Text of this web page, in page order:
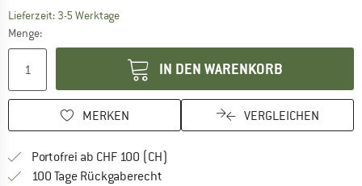
Lieferzeit: 3-5 WerktageDer Link öffnet sich in einer Infobox und
Menge:
IN DEN WARENKORB
MERKEN VERGLEICHEN
Portofrei ab CHF 100 (CH)
100 Tage Rückgaberecht